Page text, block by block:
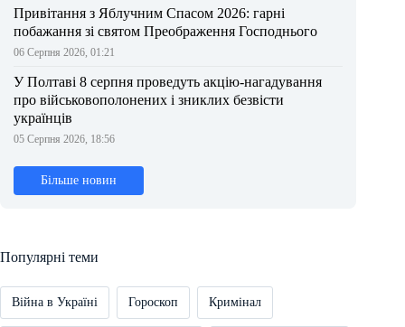
Привітання з Яблучним Спасом 2026: гарні
побажання зі святом Преображення Господнього
06 Серпня 2026, 01:21
У Полтаві 8 серпня проведуть акцію-нагадування
про військовополонених і зниклих безвісти
українців
05 Серпня 2026, 18:56
Більше новин
Популярні теми
Війна в Україні Гороскоп Кримінал